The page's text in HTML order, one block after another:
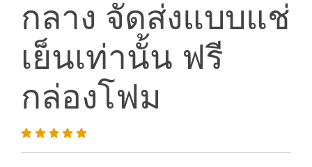
กลาง จัดส่งแบบแช่
เย็นเท่านั้น ฟรี
กล่องโฟม